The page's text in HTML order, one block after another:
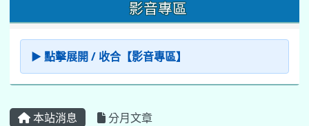
影音專區
▶ 點擊展開 / 收合【影音專區】
本站消息 分月文章